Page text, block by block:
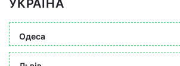
УКРАЇНА
Одеса